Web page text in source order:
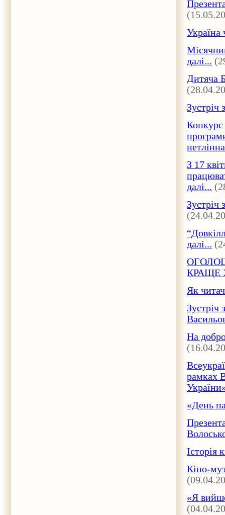
Україна
далі...
Дитяча
Зустріч
З 17
далі...
далі...
КРАЩЕ
Як
Зустріч
На
рамках
«День
Історія
Кіно-
«Я